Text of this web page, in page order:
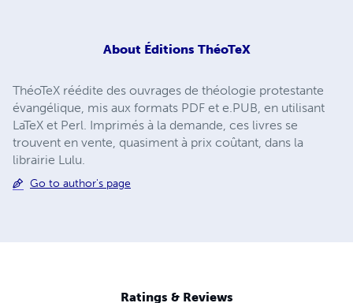
About Éditions ThéoTeX
ThéoTeX réédite des ouvrages de théologie protestante
évangélique, mis aux formats PDF et e.PUB, en utilisant
LaTeX et Perl. Imprimés à la demande, ces livres se
trouvent en vente, quasiment à prix coûtant, dans la
librairie Lulu.
Go to author's page
Ratings & Reviews